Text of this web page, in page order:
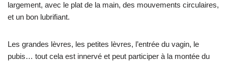
largement, avec le plat de la main, des mouvements circulaires,
et un bon lubrifiant.
Les grandes lèvres, les petites lèvres, l’entrée du vagin, le
pubis… tout cela est innervé et peut participer à la montée du